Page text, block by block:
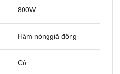
800W
Hâm nónggiã đông
Có